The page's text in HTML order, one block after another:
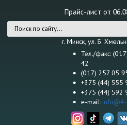
Прайс-лист от
Форма поискаг. Минск, ул. Б.
Тел./факс:
42
(017) 257 05
+375 (44) 555
+375 (44) 592
e-mail: